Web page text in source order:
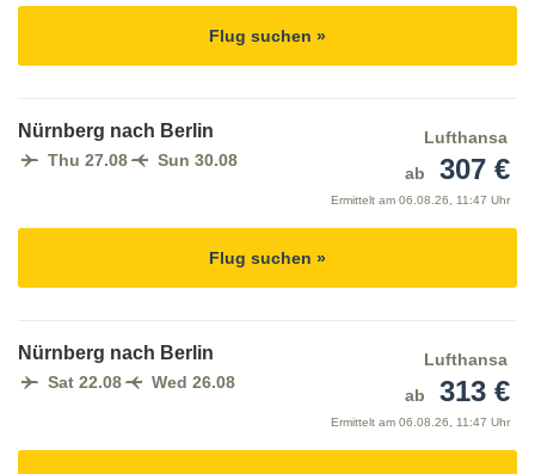
Flug suchen »
Nürnberg nach Berlin
Thu 27.08 Sun 30.08
Lufthansa
ab
307 €
Ermittelt am 06.08.26, 11:47 Uhr
Flug suchen »
Nürnberg nach Berlin
Sat 22.08 Wed 26.08
Lufthansa
ab
313 €
Ermittelt am 06.08.26, 11:47 Uhr